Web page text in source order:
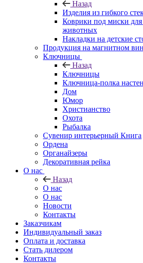
Назад
Изделия из гибкого
Коврики под миски
животных
Накладки на детские
Продукция на магнитном
Ключницы
Назад
Ключницы
Ключница-полка
Дом
Юмор
Христианство
Охота
Рыбалка
Сувенир интерьерный Книга
Ордена
Органайзеры
Декоративная рейка
О нас
Назад
О нас
О нас
Новости
Контакты
Заказчикам
Индивидуальный заказ
Оплата и доставка
Стать дилером
Контакты